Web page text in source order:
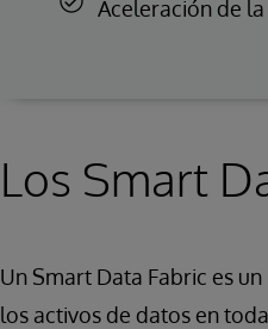
Aceleración de
Los Smart
Un Smart Data Fabric es
los activos de datos en